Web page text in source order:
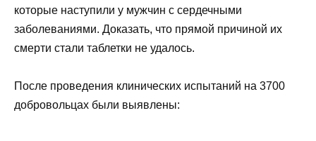
которые наступили у мужчин с сердечными
заболеваниями. Доказать, что прямой причиной их
смерти стали таблетки не удалось.
После проведения клинических испытаний на 3700
добровольцах были выявлены: